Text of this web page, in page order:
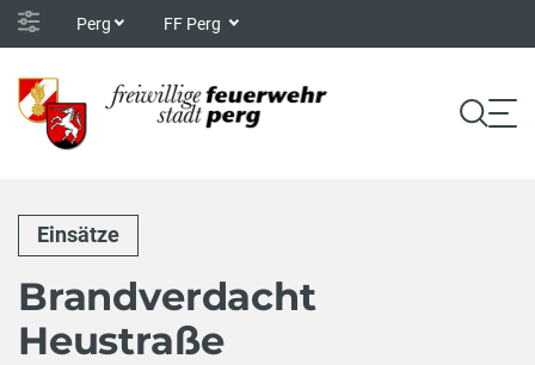
Perg FF Perg
Einsätze
Brandverdacht
Heustraße